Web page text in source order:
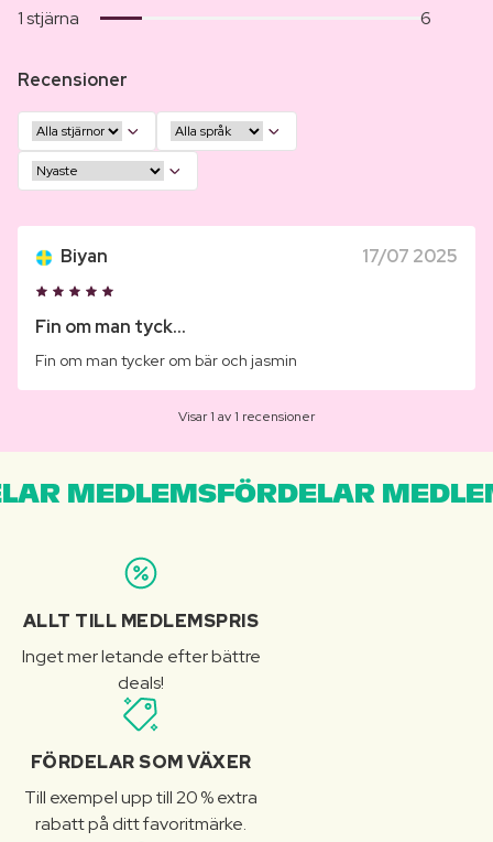
1 stjärna
6
Recensioner
Biyan 17/07 2025
Fin om man tyck...
Fin om man tycker om bär och jasmin
Visar 1 av 1 recensioner
MEDLEMSFÖRDELAR
ALLT TILL MEDLEMSPRIS
Inget mer letande efter bättre
deals!
FÖRDELAR SOM VÄXER
Till exempel upp till 20 % extra
rabatt på ditt favoritmärke.